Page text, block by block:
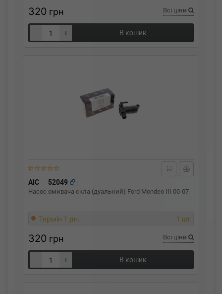
320 грн Всі ціни
- + В кошик
AIC 52049
Насос омивача скла (дуальний) Ford Mondeo III 00-07
Термін 1 дн. 1 шт.
320 грн Всі ціни
- + В кошик